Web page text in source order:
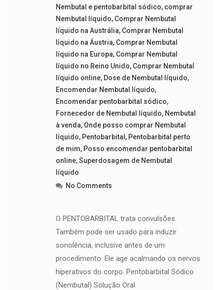
Nembutal e pentobarbital sódico, comprar
Nembutal líquido, Comprar Nembutal
líquido na Austrália, Comprar Nembutal
líquido na Áustria, Comprar Nembutal
líquido na Europa, Comprar Nembutal
líquido no Reino Unido, Comprar Nembutal
líquido online, Dose de Nembutal líquido,
Encomendar Nembutal líquido,
Encomendar pentobarbital sódico,
Fornecedor de Nembutal líquido, Nembutal
à venda, Onde posso comprar Nembutal
líquido, Pentobarbital , Pentobarbital perto
de mim, Posso encomendar pentobarbital
online,Superdosagem de Nembutal
líquido
No Comments
O PENTOBARBITAL trata convulsões.
Também pode ser usado para induzir
sonolência, inclusive antes de um
procedimento. Ele age acalmando os nervos
hiperativos do corpo. Pentobarbital Sódico
(Nembutal) Solução Oral